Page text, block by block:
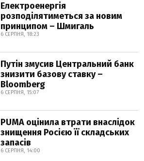
Електроенергія
розподілятиметься за новим
принципом – Шмигаль
6 СЕРПНЯ, 18:23
Путін змусив Центральний банк
знизити базову ставку –
Bloomberg
6 СЕРПНЯ, 15:07
PUMA оцінила втрати внаслідок
знищення Росією її складських
запасів
6 СЕРПНЯ, 14:00